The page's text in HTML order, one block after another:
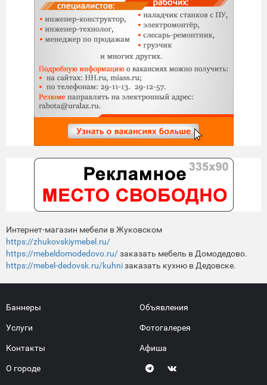
Интернет-магазин мебели в Жуковском
https://zhukovskiymebel.ru/
https://mebeldomodedovo.ru/заказать мебель в Домодедово.
https://mebel-dedovsk.ru/kuhniзаказать кухню в Дедовске.
Баннеры
Услуги
Контакты
О городе
Объявления
Фотогалерея
Афиша